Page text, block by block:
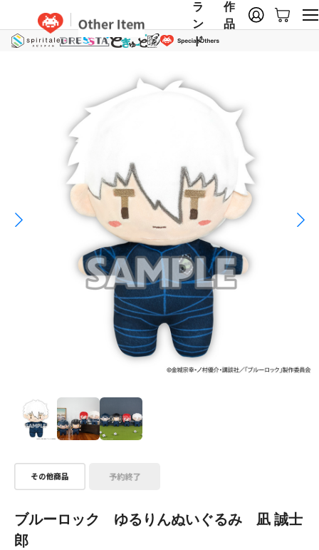
ラ
ン
ド
作
品
ブルーロック ゆるりんぬいぐるみ 凪 誠士
郎